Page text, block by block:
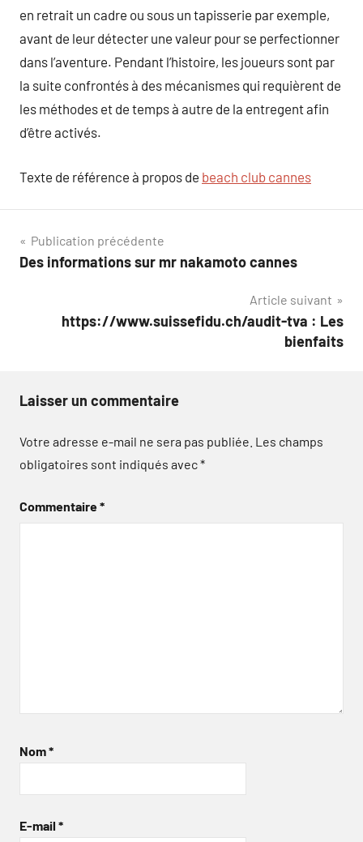
en retrait un cadre ou sous un tapisserie par exemple,
avant de leur détecter une valeur pour se perfectionner
dans l’aventure. Pendant l’histoire, les joueurs sont par
la suite confrontés à des mécanismes qui requièrent de
les méthodes et de temps à autre de la entregent afin
d’être activés.
Texte de référence à propos de beach club cannes
Navigation
de
Publication précédente
Des informations sur mr nakamoto cannes
Article suivant
https://www.suissefidu.ch/audit-tva : Les
bienfaits
Laisser un commentaire
Votre adresse e-mail ne sera pas publiée. Les champs
obligatoires sont indiqués avec*
Commentaire*
Nom*
E-mail *